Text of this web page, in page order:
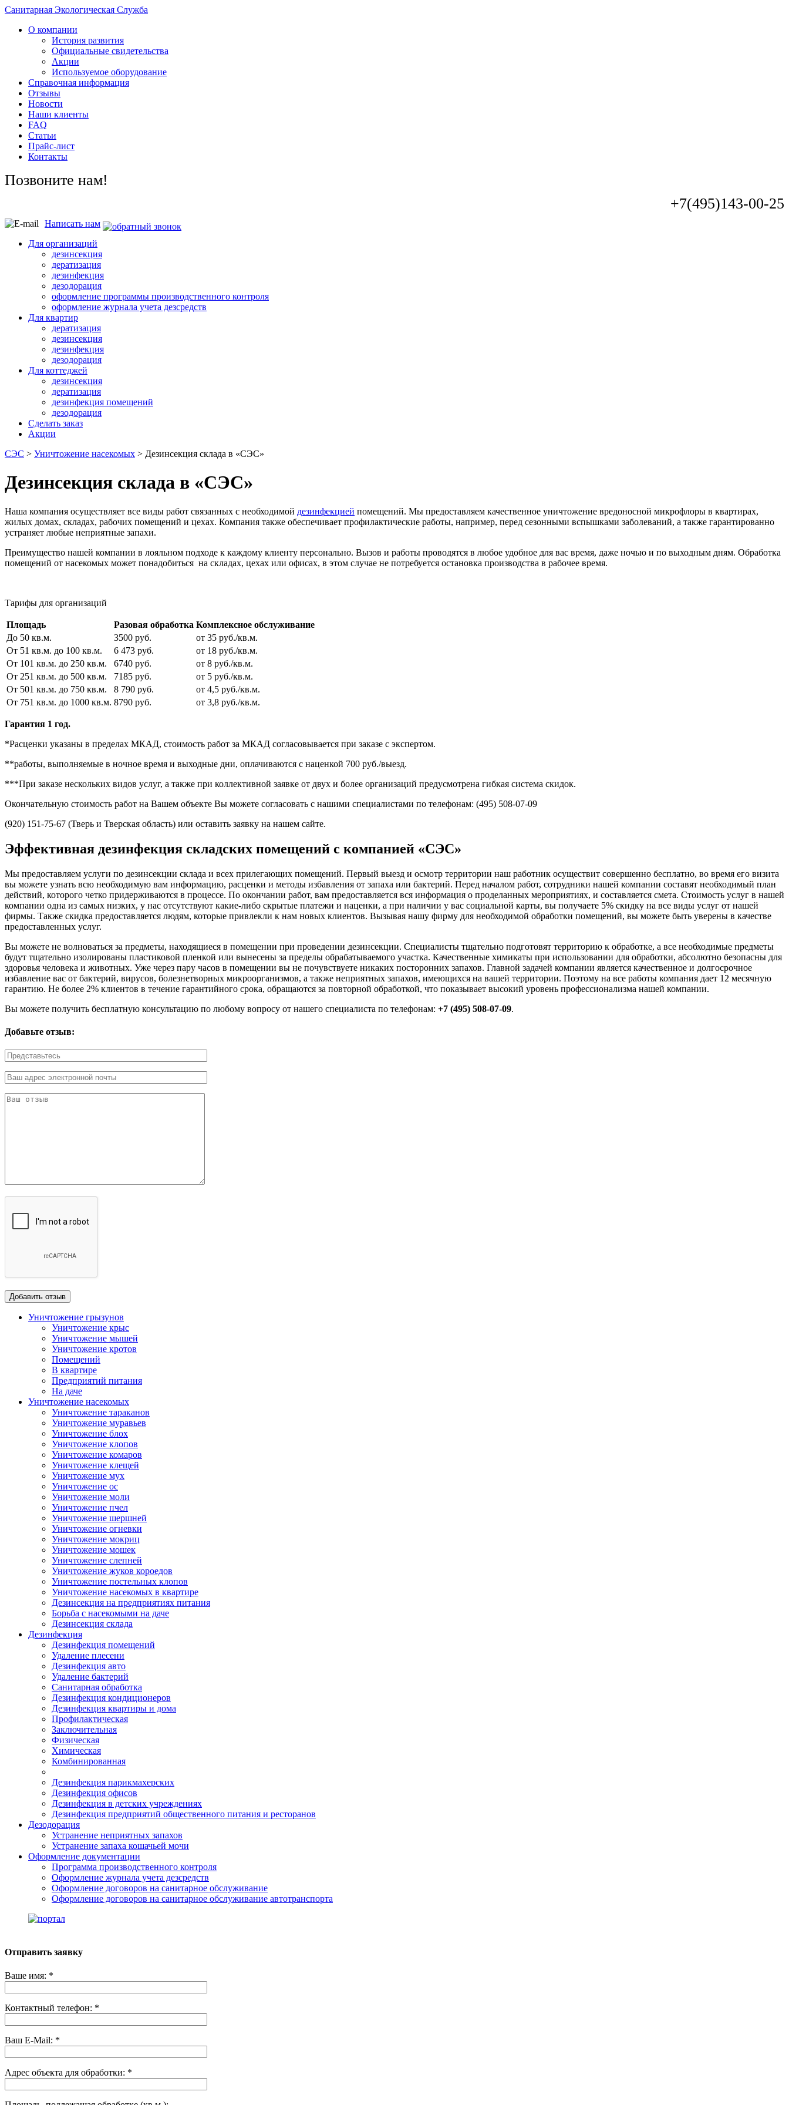
Санитарная Экологическая Служба
О компании
История развития
Официальные свидетельства
Акции
Используемое оборудование
Справочная информация
Отзывы
Новости
Наши клиенты
FAQ
Статьи
Прайс-лист
Контакты
Позвоните нам!
+7(495)143-00-25
Написать нам
Для организаций
дезинсекция
дератизация
дезинфекция
дезодорация
оформление программы производственного контроля
оформление журнала учета дезсредств
Для квартир
дератизация
дезинсекция
дезинфекция
дезодорация
Для коттеджей
дезинсекция
дератизация
дезинфекция помещений
дезодорация
Сделать заказ
Акции
СЭС > Уничтожение насекомых > Дезинсекция склада в «СЭС»
Дезинсекция склада в «СЭС»
Наша компания осуществляет все виды работ связанных с необходимой дезинфекцией помещений. Мы предоставляем качественное уничтожение вредоносной микрофлоры в квартирах,
жилых домах, складах, рабочих помещений и цехах. Компания также обеспечивает профилактические работы, например, перед сезонными вспышками заболеваний, а также гарантированно
устраняет любые неприятные запахи.
Преимущество нашей компании в лояльном подходе к каждому клиенту персонально. Вызов и работы проводятся в любое удобное для вас время, даже ночью и по выходным дням. Обработка
помещений от насекомых может понадобиться на складах, цехах или офисах, в этом случае не потребуется остановка производства в рабочее время.
Тарифы для организаций
Площадь Разовая обработка Комплексное обслуживание
До 50 кв.м.
3500 руб.
от 35 руб./кв.м.
От 51 кв.м. до 100 кв.м.
6 473 руб.
от 18 руб./кв.м.
От 101 кв.м. до 250 кв.м.
6740 руб.
от 8 руб./кв.м.
От 251 кв.м. до 500 кв.м.
7185 руб.
от 5 руб./кв.м.
От 501 кв.м. до 750 кв.м.
8 790 руб.
от 4,5 руб./кв.м.
От 751 кв.м. до 1000 кв.м. 8790 руб. от 3,8 руб./кв.м.
Гарантия 1 год.
*Расценки указаны в пределах МКАД, стоимость работ за МКАД согласовывается при заказе с экспертом.
**работы, выполняемые в ночное время и выходные дни, оплачиваются с наценкой 700 руб./выезд.
***При заказе нескольких видов услуг, а также при коллективной заявке от двух и более организаций предусмотрена гибкая система скидок.
Окончательную стоимость работ на Вашем объекте Вы можете согласовать с нашими специалистами по телефонам: (495) 508-07-09
(920) 151-75-67 (Тверь и Тверская область) или оставить заявку на нашем сайте.
Эффективная дезинфекция складских помещений с компанией «СЭС»
Мы предоставляем услуги по дезинсекции склада и всех прилегающих помещений. Первый выезд и осмотр территории наш работник осуществит совершенно бесплатно, во время его визита
вы можете узнать всю необходимую вам информацию, расценки и методы избавления от запаха или бактерий. Перед началом работ, сотрудники нашей компании составят необходимый план
действий, которого четко придерживаются в процессе. По окончании работ, вам предоставляется вся информация о проделанных мероприятиях, и составляется смета. Стоимость услуг в нашей
компании одна из самых низких, у нас отсутствуют какие-либо скрытые платежи и наценки, а при наличии у вас социальной карты, вы получаете 5% скидку на все виды услуг от нашей
фирмы. Также скидка предоставляется людям, которые привлекли к нам новых клиентов. Вызывая нашу фирму для необходимой обработки помещений, вы можете быть уверены в качестве
предоставленных услуг.
Вы можете не волноваться за предметы, находящиеся в помещении при проведении дезинсекции. Специалисты тщательно подготовят территорию к обработке, а все необходимые предметы
будут тщательно изолированы пластиковой пленкой или вынесены за пределы обрабатываемого участка. Качественные химикаты при использовании для обработки, абсолютно безопасны для
здоровья человека и животных. Уже через пару часов в помещении вы не почувствуете никаких посторонних запахов. Главной задачей компании является качественное и долгосрочное
избавление вас от бактерий, вирусов, болезнетворных микроорганизмов, а также неприятных запахов, имеющихся на вашей территории. Поэтому на все работы компания дает 12 месячную
гарантию. Не более 2% клиентов в течение гарантийного срока, обращаются за повторной обработкой, что показывает высокий уровень профессионализма нашей компании.
Вы можете получить бесплатную консультацию по любому вопросу от нашего специалиста по телефонам: +7 (495) 508-07-09.
Добавьте отзыв:
Уничтожение грызунов
Уничтожение крыс
Уничтожение мышей
Уничтожение кротов
Помещений
В квартире
Предприятий питания
На даче
Уничтожение насекомых
Уничтожение тараканов
Уничтожение муравьев
Уничтожение блох
Уничтожение клопов
Уничтожение комаров
Уничтожение клещей
Уничтожение мух
Уничтожение ос
Уничтожение моли
Уничтожение пчел
Уничтожение шершней
Уничтожение огневки
Уничтожение мокриц
Уничтожение мошек
Уничтожение слепней
Уничтожение жуков короедов
Уничтожение постельных клопов
Уничтожение насекомых в квартире
Дезинсекция на предприятиях питания
Борьба с насекомыми на даче
Дезинсекция склада
Дезинфекция
Дезинфекция помещений
Удаление плесени
Дезинфекция авто
Удаление бактерий
Санитарная обработка
Дезинфекция кондиционеров
Дезинфекция квартиры и дома
Профилактическая
Заключительная
Физическая
Химическая
Комбинированная
Дезинфекция парикмахерских
Дезинфекция офисов
Дезинфекция в детских учреждениях
Дезинфекция предприятий общественного питания и ресторанов
Дезодорация
Устранение неприятных запахов
Устранение запаха кошачьей мочи
Оформление документации
Программа производственного контроля
Оформление журнала учета дезсредств
Оформление договоров на санитарное обслуживание
Оформление договоров на санитарное обслуживание автотранспорта
Отправить заявку
Ваше имя: *
Контактный телефон: *
Ваш E-Mail: *
Адрес объекта для обработки: *